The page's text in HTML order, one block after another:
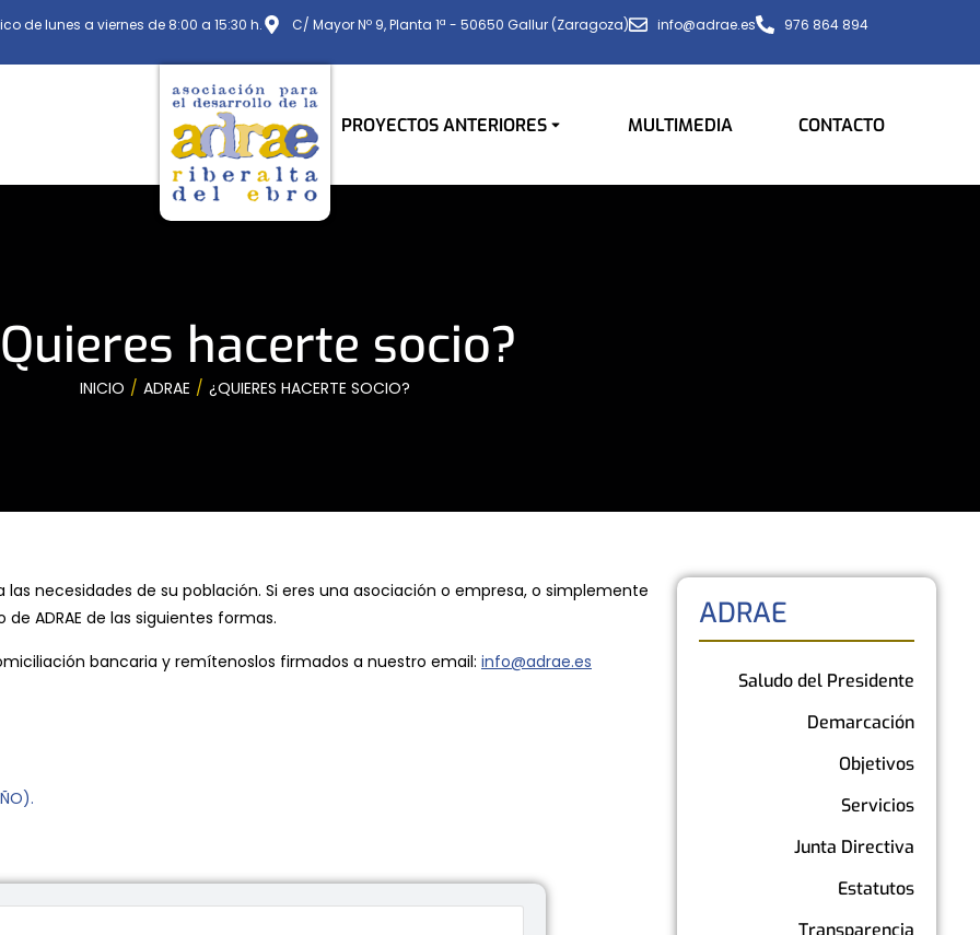
de lunes a viernes de 8:00 a 15:30 h. C/ Mayor Nº 9, Planta 1ª - 50650 Gallur (Zaragoza) info@adrae.es 976 864 894
PROYECTOS ANTERIORES MULTIMEDIA CONTACTO
hacerte socio?
INICIO ADRAE ¿QUIERES HACERTE SOCIO?
necesidades de su población. Si eres una asociación o empresa, o simplemente
ADRAE de las siguientes formas.
bancaria y remítenoslos firmados a nuestro email: info@adrae.es
ADRAE
Saludo del Presidente
Demarcación
Objetivos
Servicios
Junta Directiva
Estatutos
Transparencia